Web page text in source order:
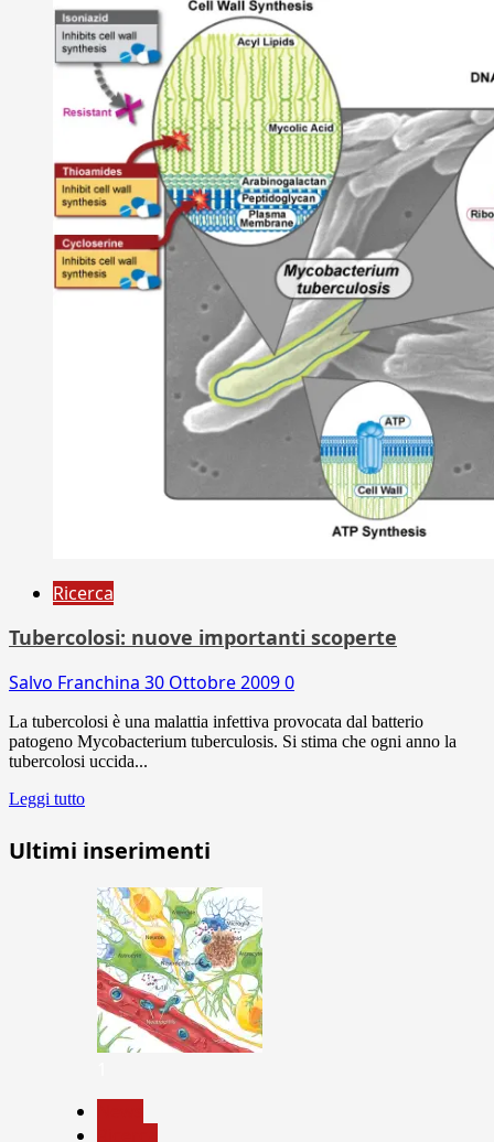
Ricerca
Tubercolosi: nuove importanti scoperte
Salvo Franchina 30 Ottobre 20090
La tubercolosi è una malattia infettiva provocata dal batterio
patogeno Mycobacterium tuberculosis. Si stima che ogni anno la
tubercolosi uccida...
Leggi tutto
Ultimi inserimenti